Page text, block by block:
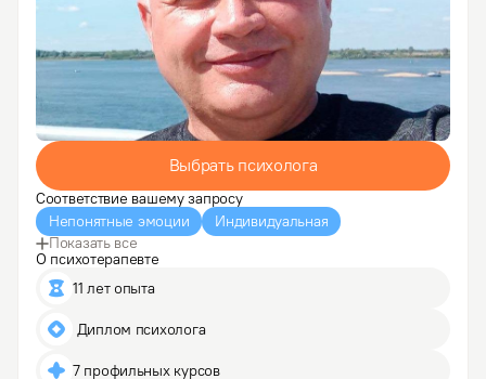
Выбрать психолога
Соответствие вашему запросу
Непонятные эмоции
Индивидуальная
Показать все
О психотерапевте
11 лет опыта
Диплом психолога
7 профильных курсов